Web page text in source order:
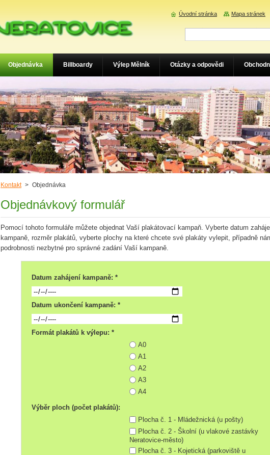
Kontakt > Objednávka
Objednávkový formulář
Pomocí tohoto formuláře můžete objednat Vaší plakátovací kampaň. Vyberte datum
kampaně, rozměr plakátů, vyberte plochy na které chcete své plakáty vylepit, případně
podrobnosti nezbytné pro správné zadání Vaší kampaně.
Datum zahájení kampaně: *
Datum ukončení kampaně: *
Formát plakátů k výlepu: *
A0
A1
A2
A3
A4
Výběr ploch (počet plakátů):
Plocha č. 1 - Mládežnická (u pošty)
Plocha č. 2 - Školní (u vlakové zastávky
Neratovice-město)
Plocha č. 3 - Kojetická (parkoviště u
Objednávka Billboardy Výlep Mělník Otázky a odpovědi
Úvodní stránka Mapa stránek